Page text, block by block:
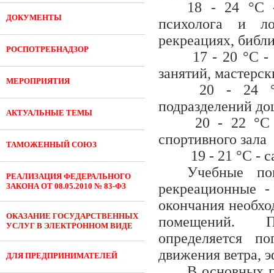
ДОКУМЕНТЫ
РОСПОТРЕБНАДЗОР
МЕРОПРИЯТИЯ
АКТУАЛЬНЫЕ ТЕМЫ
ТАМОЖЕННЫЙ СОЮЗ
РЕАЛИЗАЦИЯ ФЕДЕРАЛЬНОГО
ЗАКОНА ОТ 08.05.2010 № 83-ФЗ
ОКАЗАНИЕ ГОСУДАРСТВЕННЫХ
УСЛУГ В ЭЛЕКТРОННОМ ВИДЕ
ДЛЯ ПРЕДПРИНИМАТЕЛЕЙ
18 - 24 °C -
психолога и
рекреациях,
17 - 20 °C -
занятий,
20 - 24
подразделений
20 - 22 °C
спортивного зала
19 - 21 °C -
Учебные
рекреационные
окончания
помещений.
определяется
движения ветра,